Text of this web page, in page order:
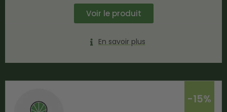
Voir le produit
En savoir plus
-15%